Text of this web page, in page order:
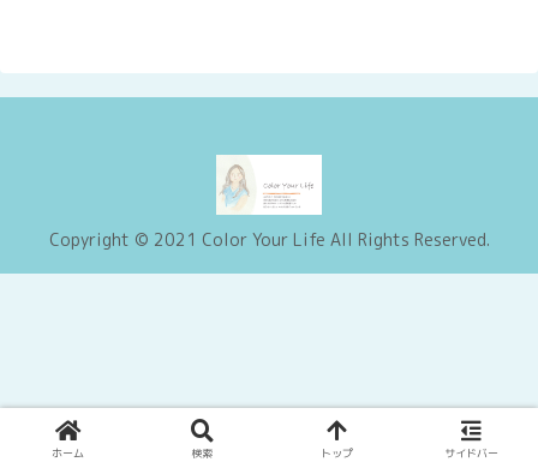
Copyright © 2021 Color Your Life All Rights Reserved.
ホーム 検索 トップ サイドバー